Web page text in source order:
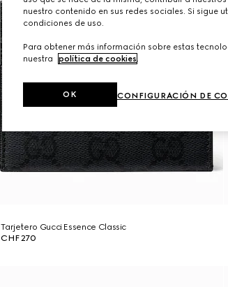
Tarjetero Gucci Essence Classic
CHF 270
nuestro contenido en sus redes sociales. Si sigue
condiciones de uso.
Para obtener más información sobre estas
nuestra
política de cookies.
CONFIGURACIÓN DE
OK